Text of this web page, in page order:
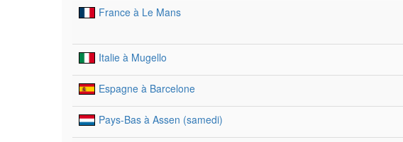
France à Le Mans
Italie à Mugello
Espagne à Barcelone
Pays-Bas à Assen (samedi)